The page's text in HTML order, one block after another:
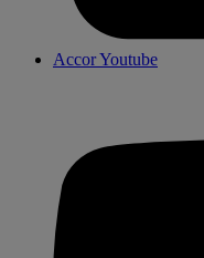
Accor Youtube